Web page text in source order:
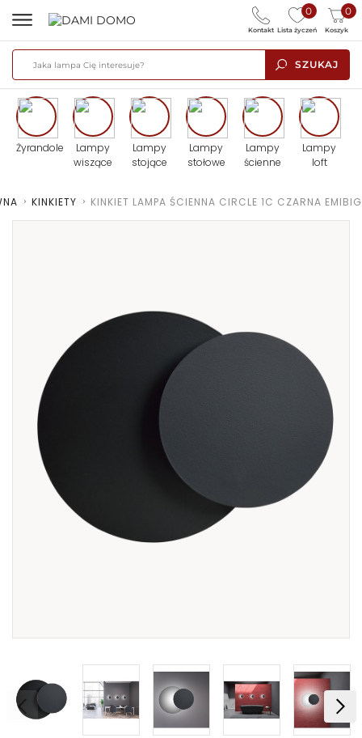
SZUKAJ
0
Lista życzeń
0
Koszyk
Kontakt
Żyrandole
Lampy
wiszące
Lampy
stojące
Lampy
stołowe
Lampy
ścienne
Lampy
loft
> KINKIETY > KINKIET LAMPA ŚCIENNA CIRCLE 1C CZARNA EMIBIG